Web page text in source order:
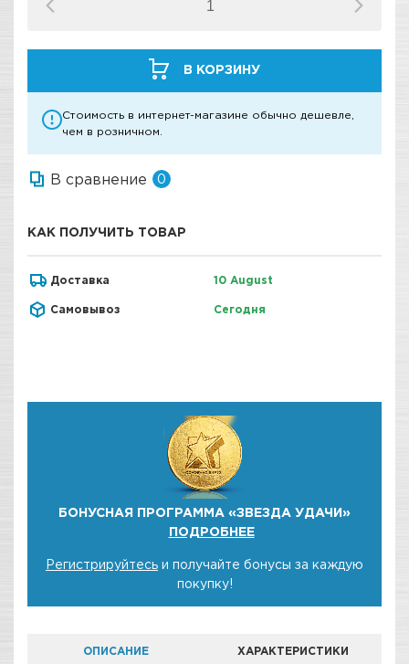
В КОРЗИНУ
Стоимость в интернет-магазине обычно дешевле,
чем в розничном.
В сравнение 0
КАК ПОЛУЧИТЬ ТОВАР
Доставка 10 August
Самовывоз Сегодня
БОНУСНАЯ ПРОГРАММА «ЗВЕЗДА УДАЧИ»
ПОДРОБНЕЕ
Регистрируйтесь и получайте бонусы за каждую
покупку!
ОПИСАНИЕ ХАРАКТЕРИСТИКИ